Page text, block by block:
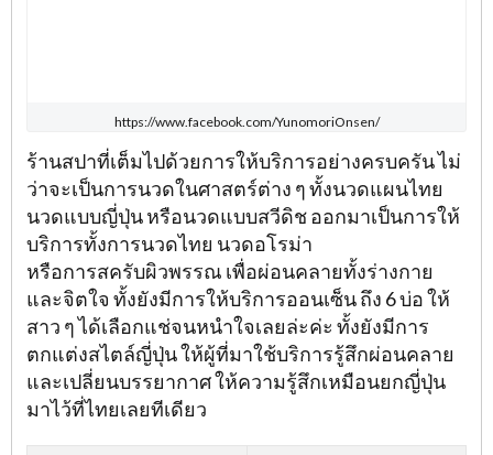
https://www.facebook.com/YunomoriOnsen/
ร้านสปาที่เต็มไปด้วยการให้บริการอย่างครบครัน ไม่
ว่าจะเป็นการนวดในศาสตร์ต่าง ๆ ทั้งนวดแผนไทย
นวดแบบญี่ปุ่น หรือนวดแบบสวีดิช ออกมาเป็นการให้
บริการทั้งการนวดไทย นวดอโรม่า
หรือการสครับผิวพรรณ เพื่อผ่อนคลายทั้งร่างกาย
และจิตใจ ทั้งยังมีการให้บริการออนเซ็น ถึง 6 บ่อ ให้
สาว ๆ ได้เลือกแช่จนหนำใจเลยล่ะค่ะ ทั้งยังมีการ
ตกแต่งสไตล์ญี่ปุ่น ให้ผู้ที่มาใช้บริการรู้สึกผ่อนคลาย
และเปลี่ยนบรรยากาศ ให้ความรู้สึกเหมือนยกญี่ปุ่น
มาไว้ที่ไทยเลยทีเดียว